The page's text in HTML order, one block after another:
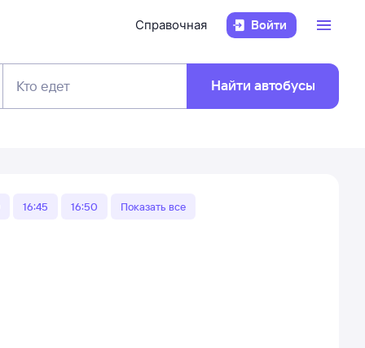
Справочная Войти
Кто едет Найти автобусы
16:45 16:50 Показать все